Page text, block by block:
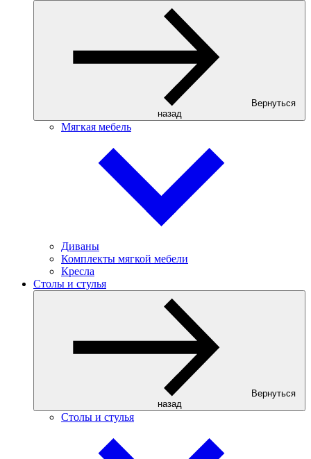
Вернуться
назад
Мягкая мебель
Диваны
Комплекты мягкой мебели
Кресла
Столы и стулья
Вернуться
назад
Столы и стулья